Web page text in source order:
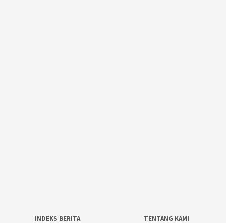
INDEKS BERITA TENTANG KAMI